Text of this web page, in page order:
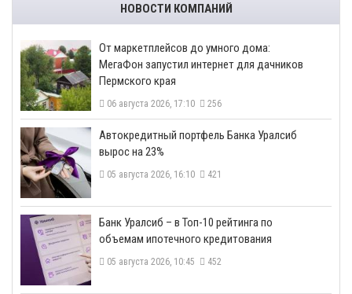
НОВОСТИ КОМПАНИЙ
От маркетплейсов до умного дома:
МегаФон запустил интернет для дачников
Пермского края
06 августа 2026, 17:10 256
​Автокредитный портфель Банка Уралсиб
вырос на 23%
05 августа 2026, 16:10 421
​Банк Уралсиб – в Топ-10 рейтинга по
объемам ипотечного кредитования
05 августа 2026, 10:45 452